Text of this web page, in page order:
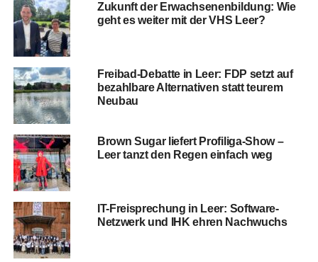
Zukunft der Erwach­se­nen­bil­dung: Wie
geht es wei­ter mit der VHS Leer?
Frei­bad-Debat­te in Leer: FDP setzt auf
bezahl­ba­re Alter­na­ti­ven statt teu­rem
Neubau
Brown Sugar lie­fert Profiliga‑Show –
Leer tanzt den Regen ein­fach weg
IT-Frei­spre­chung in Leer: Soft­ware-
Netz­werk und IHK ehren Nachwuchs